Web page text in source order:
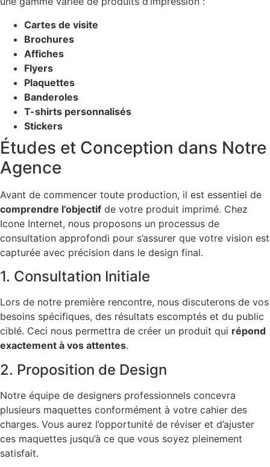
Cartes de visite
Brochures
Affiches
Flyers
Plaquettes
Banderoles
T-shirts personnalisés
Stickers
Études et Conception dans Notre
Agence
Avant de commencer toute production, il est essentiel de
comprendre l’objectif de votre produit imprimé. Chez
Icone Internet, nous proposons un processus de
consultation approfondi pour s’assurer que votre vision est
capturée avec précision dans le design final.
1. Consultation Initiale
Lors de notre première rencontre, nous discuterons de vos
besoins spécifiques, des résultats escomptés et du public
ciblé. Ceci nous permettra de créer un produit qui répond
exactement à vos attentes.
2. Proposition de Design
Notre équipe de designers professionnels concevra
plusieurs maquettes conformément à votre cahier des
charges. Vous aurez l’opportunité de réviser et d’ajuster
ces maquettes jusqu’à ce que vous soyez pleinement
satisfait.